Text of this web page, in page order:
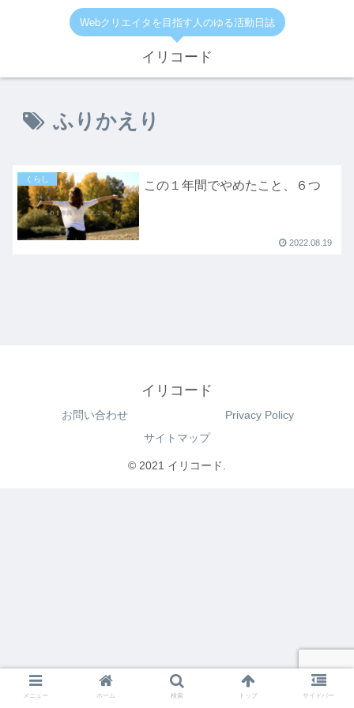
Webクリエイタを目指す人のゆる活動日誌
イリコード
ふりかえり
くらし この１年間でやめたこと、６つ
2022.08.19
イリコード
お問い合わせ
Privacy Policy
サイトマップ
© 2021 イリコード.
メニュー ホーム 検索 トップ サイドバー